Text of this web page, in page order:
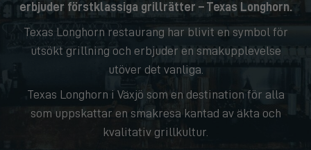
erbjuder förstklassiga grillrätter – Texas Longhorn.
Texas Longhorn restaurang har blivit en symbol för
utsökt grillning och erbjuder en smakupplevelse
utöver det vanliga.
Texas Longhorn i Växjö som en destination för alla
som uppskattar en smakresa kantad av äkta och
kvalitativ grillkultur.